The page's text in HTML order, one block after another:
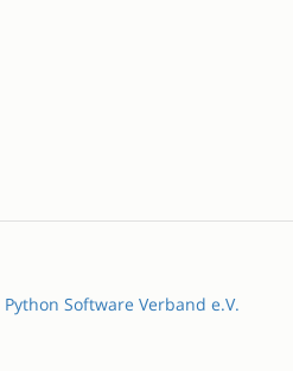
Python Software Verband e.V.